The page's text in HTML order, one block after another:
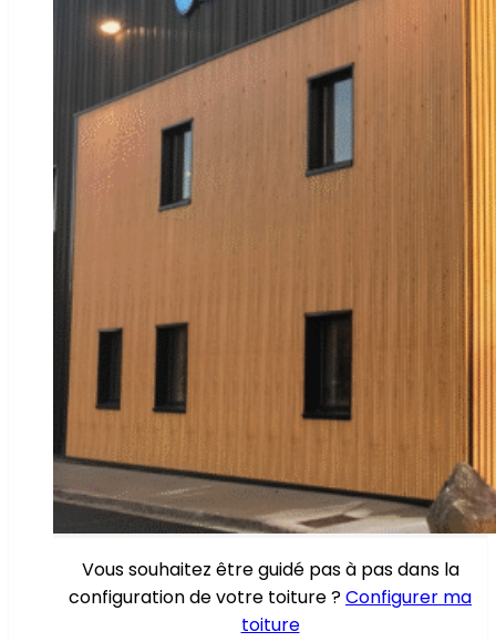
Vous souhaitez être guidé pas à pas dans la
configuration de votre toiture ?Configurer ma
toiture